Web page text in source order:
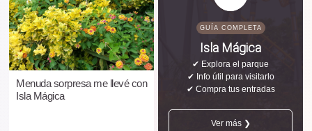
Menuda sorpresa me llevé con
Isla Mágica
GUÍA COMPLETA
Isla Mágica
✔ Explora el parque
✔ Info útil para visitarlo
✔ Compra tus entradas
Ver más ❯